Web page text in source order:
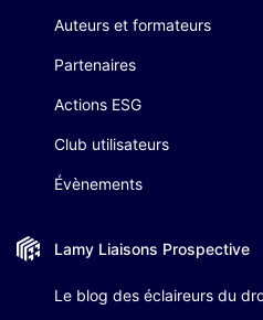
Auteurs et formateurs
Partenaires
Actions ESG
Club utilisateurs
Évènements
Lamy Liaisons Prospective
Le blog des éclaireurs du